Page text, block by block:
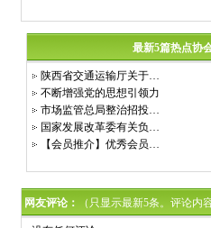
最新5篇热点协
陕西省交通运输厅关于…
不断增强党的思想引领力
市场监管总局整治招投…
国家发展改革委有关负…
【会员推介】优秀会员…
网友评论： （只显示最新5条。评论内